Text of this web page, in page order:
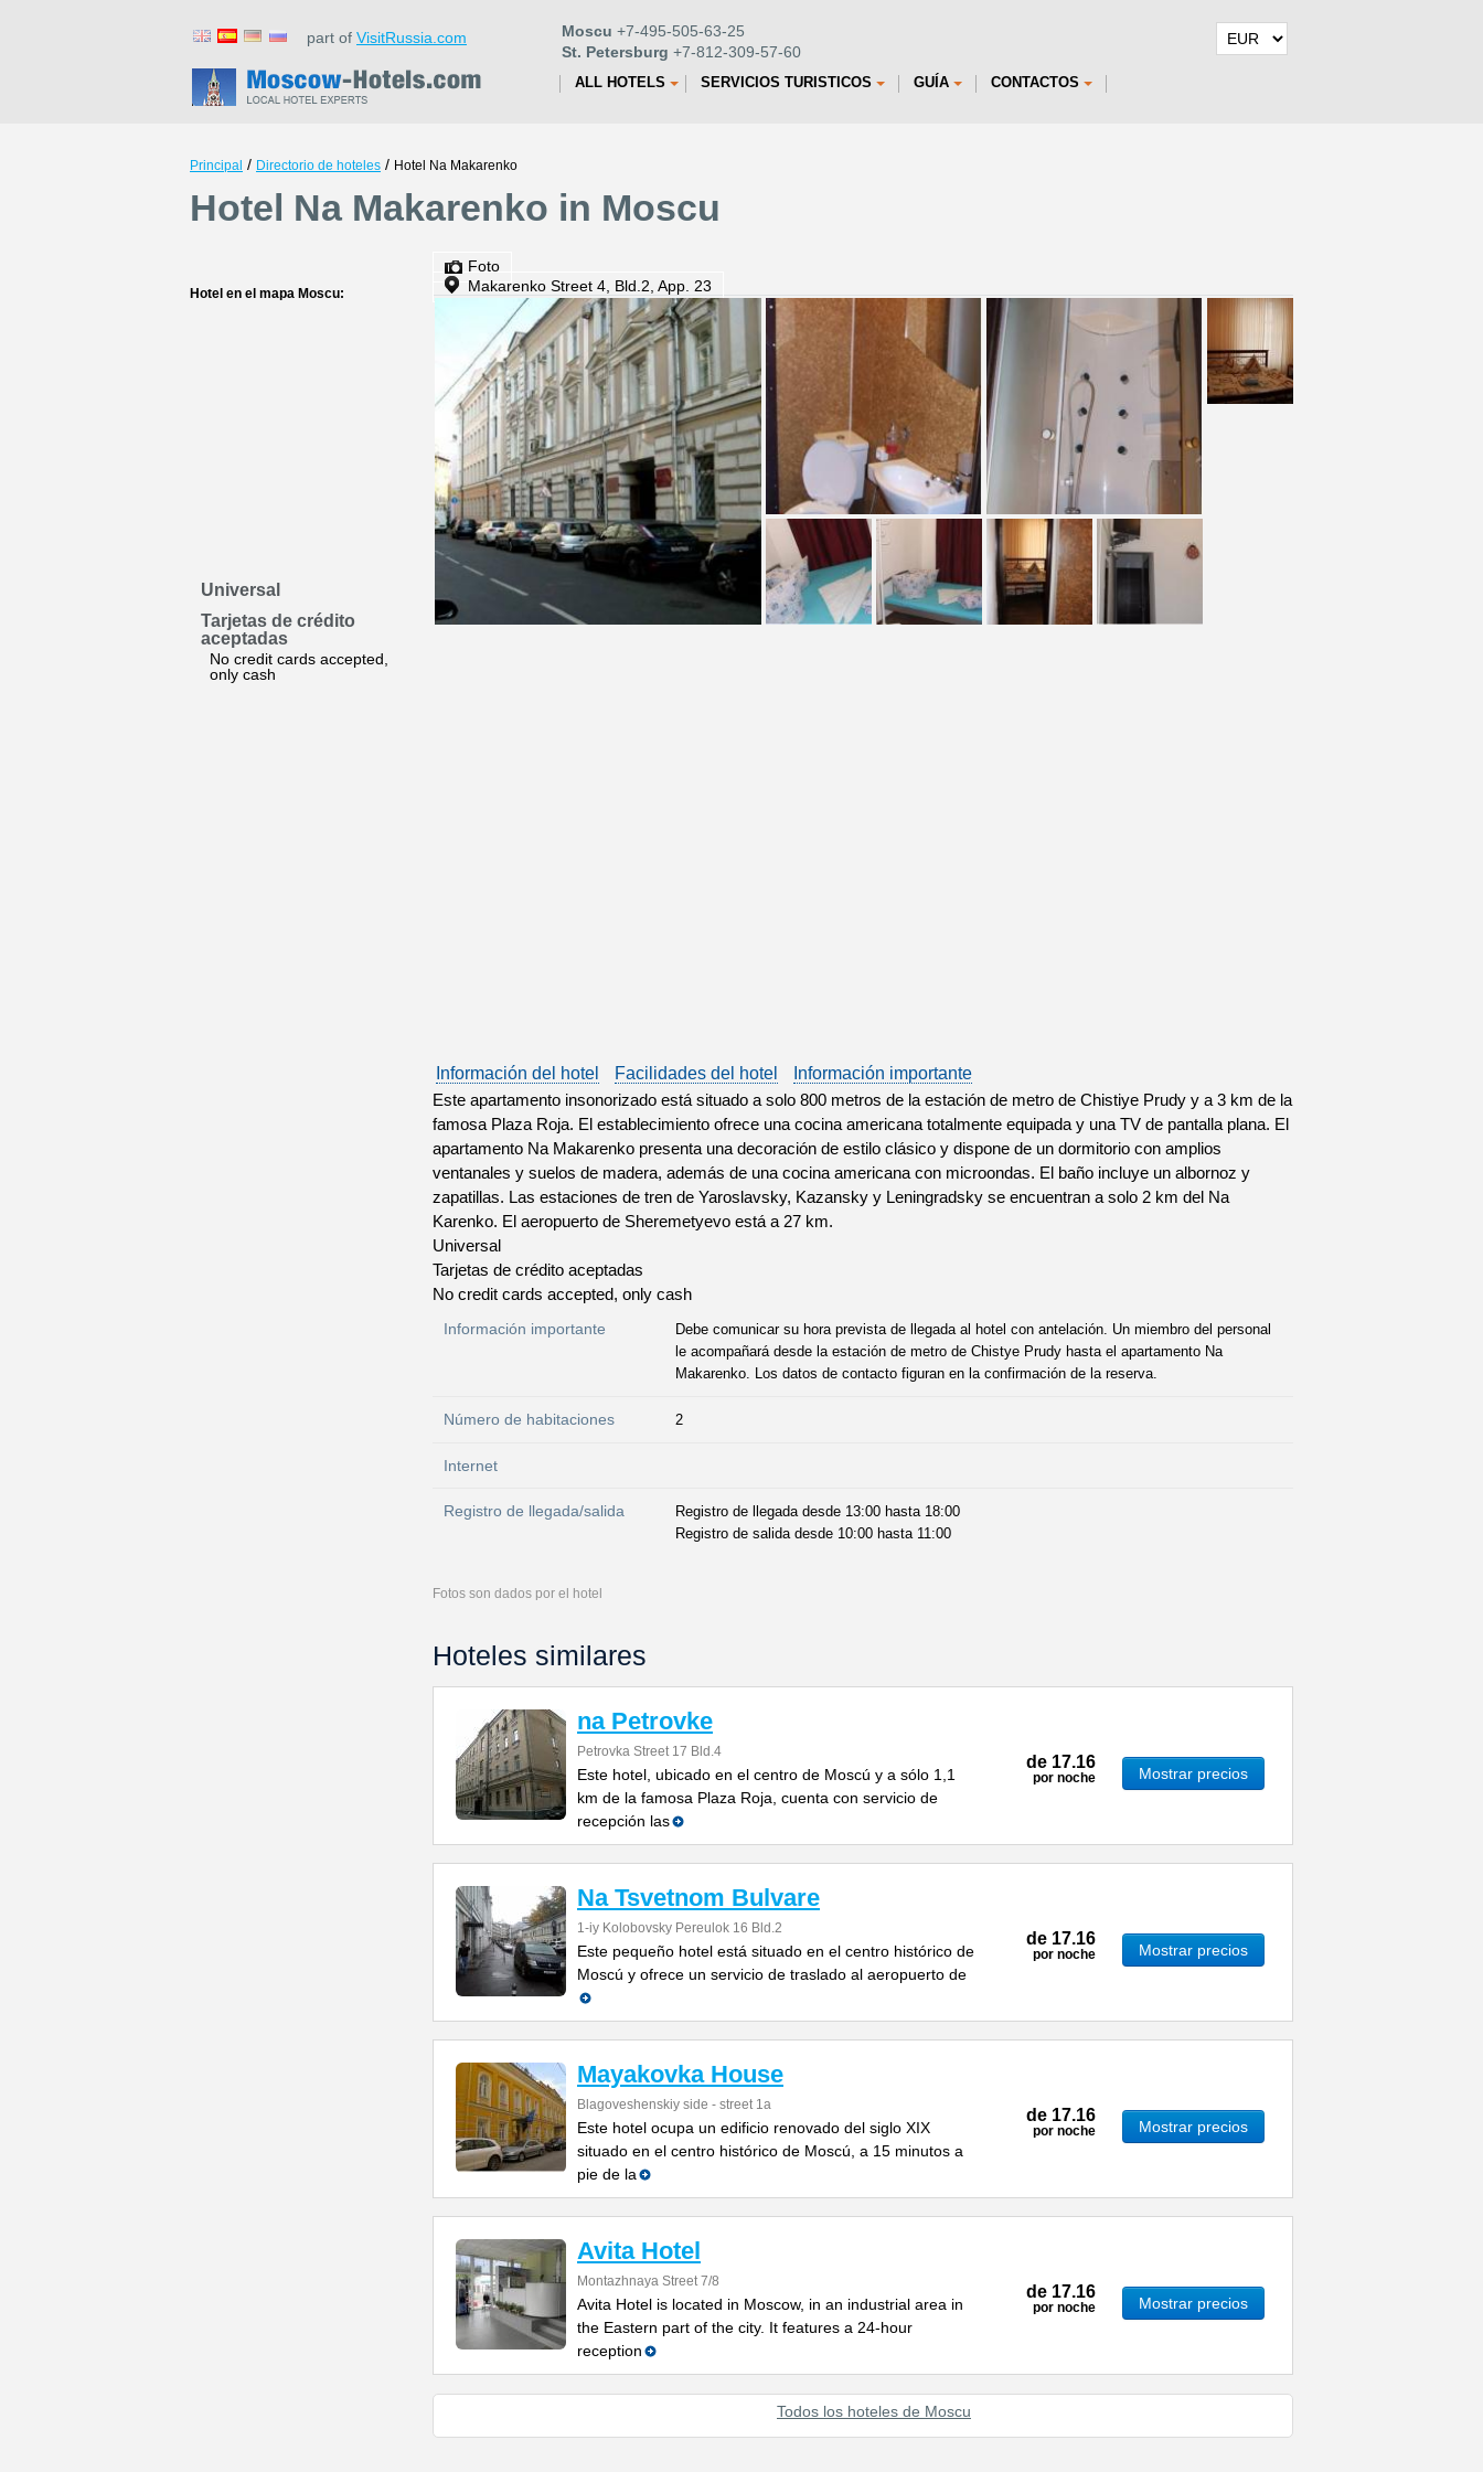
part of VisitRussia.com Moscu +7-495-505-63-25
St. Petersburg +7-812-309-57-60
ALL HOTELS SERVICIOS TURISTICOS GUÍA CONTACTOS
Principal / Directorio de hoteles / Hotel Na Makarenko
Hotel Na Makarenko in Moscu
Hotel en el mapa Moscu:
Universal
Tarjetas de crédito
aceptadas
No credit cards accepted,
only cash
Foto
Makarenko Street 4, Bld.2, App. 23
Información del hotel Facilidades del hotel
Información importante
Este apartamento insonorizado está situado a solo 800 metros de la estación de metro de Chistiye Prudy y a 3 km de la
famosa Plaza Roja. El establecimiento ofrece una cocina americana totalmente equipada y una TV de pantalla plana. El
apartamento Na Makarenko presenta una decoración de estilo clásico y dispone de un dormitorio con amplios
ventanales y suelos de madera, además de una cocina americana con microondas. El baño incluye un albornoz y
zapatillas. Las estaciones de tren de Yaroslavsky, Kazansky y Leningradsky se encuentran a solo 2 km del Na
Karenko. El aeropuerto de Sheremetyevo está a 27 km.
Universal
Tarjetas de crédito aceptadas
No credit cards accepted, only cash
Información importante
Debe comunicar su hora prevista de llegada al hotel con antelación. Un miembro del personal
le acompañará desde la estación de metro de Chistye Prudy hasta el apartamento Na
Makarenko. Los datos de contacto figuran en la confirmación de la reserva.
Número de habitaciones 2
Internet
Registro de llegada/salida
Registro de llegada desde 13:00 hasta 18:00
Registro de salida desde 10:00 hasta 11:00
Fotos son dados por el hotel
Hoteles similares
na Petrovke
Petrovka Street 17 Bld.4
Este hotel, ubicado en el centro de Moscú y a sólo 1,1
km de la famosa Plaza Roja, cuenta con servicio de
recepción las
de 17.16
por noche Mostrar precios
Na Tsvetnom Bulvare
1-iy Kolobovsky Pereulok 16 Bld.2
Este pequeño hotel está situado en el centro histórico de
Moscú y ofrece un servicio de traslado al aeropuerto de
de 17.16
por noche Mostrar precios
Mayakovka House
Blagoveshenskiy side - street 1a
Este hotel ocupa un edificio renovado del siglo XIX
situado en el centro histórico de Moscú, a 15 minutos a
pie de la
de 17.16
por noche Mostrar precios
Avita Hotel
Montazhnaya Street 7/8
Avita Hotel is located in Moscow, in an industrial area in
the Eastern part of the city. It features a 24-hour
reception
de 17.16
por noche Mostrar precios
Todos los hoteles de Moscu